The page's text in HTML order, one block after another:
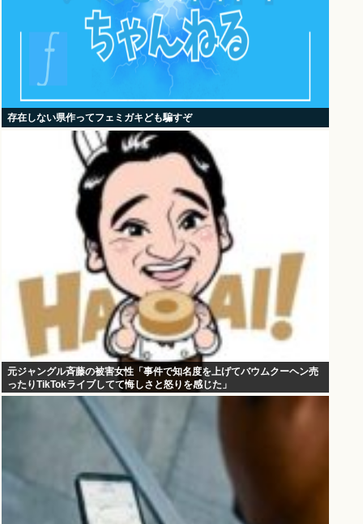
存在しない県作ってフェミガキども騙すぞ
元ジャングル斉藤の被害女性「事件で知名度を上げてバウムクーヘン売
ったりTikTokライブしてて悔しさと怒りを感じた」